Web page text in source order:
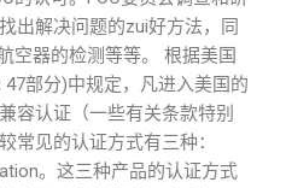
出解决问题的zui好方法，同
空器的检测等等。 根据美国
部分)中规定，凡进入美国的
容认证（一些有关条款特别
常见的认证方式有三种：
。这三种产品的认证方式